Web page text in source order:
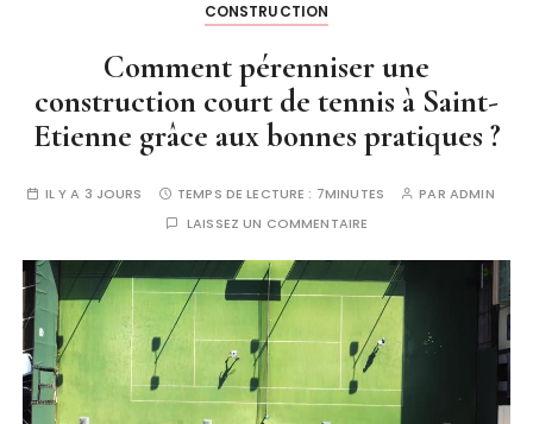
CONSTRUCTION
Comment pérenniser une
construction court de tennis à Saint-
Etienne grâce aux bonnes pratiques ?
IL Y A 3 JOURS TEMPS DE LECTURE : 7MINUTES PAR ADMIN
LAISSEZ UN COMMENTAIRE